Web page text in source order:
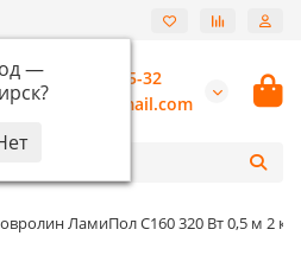
—
?
+7 (913) 987-55-32
burannsk@gmail.com
ЛамиПол C160 320 Вт 0,5 м 2